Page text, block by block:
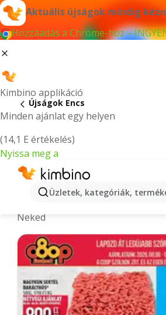
Aktuális újságok mindig
Hozzáadás a Chrome-hoz –
Kimbino applikáció
Minden ajánlat egy helyen
(14,1 E értékelés)
Nyissa meg a
Üzletek, kategóriák,
Újságok Encs
Legújabb akciós
Neked